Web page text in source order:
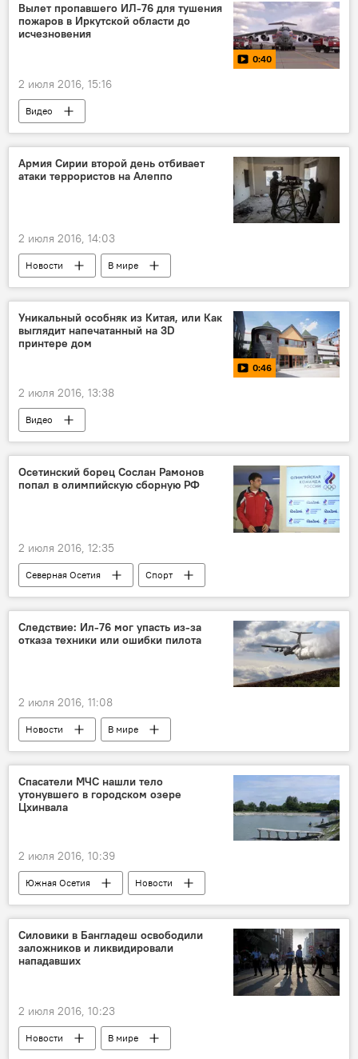
Вылет пропавшего ИЛ-76 для тушения
пожаров в Иркутской области до
исчезновения
0:40
2 июля 2016, 15:16
Видео
Армия Сирии второй день отбивает
атаки террористов на Алеппо
2 июля 2016, 14:03
Новости В мире
Уникальный особняк из Китая, или Как
выглядит напечатанный на 3D
принтере дом
0:46
2 июля 2016, 13:38
Видео
Осетинский борец Сослан Рамонов
попал в олимпийскую сборную РФ
2 июля 2016, 12:35
Северная Осетия
Спорт
Борец Сослан Рамонов олимпийский чемпион
Следствие: Ил-76 мог упасть из-за
отказа техники или ошибки пилота
2 июля 2016, 11:08
Новости В мире
Спасатели МЧС нашли тело
утонувшего в городском озере
Цхинвала
2 июля 2016, 10:39
Южная Осетия Новости
Силовики в Бангладеш освободили
заложников и ликвидировали
нападавших
2 июля 2016, 10:23
Новости В мире